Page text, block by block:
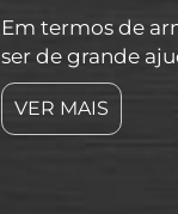
Em termos de
ser de grande
bancada que
organizada.
trabalho...
VER MAIS